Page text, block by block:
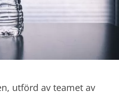
utförd av teamet av